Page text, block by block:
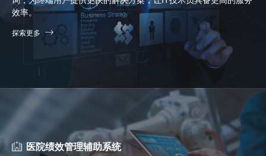
效率。
探索更多
医院绩效管理辅助系统